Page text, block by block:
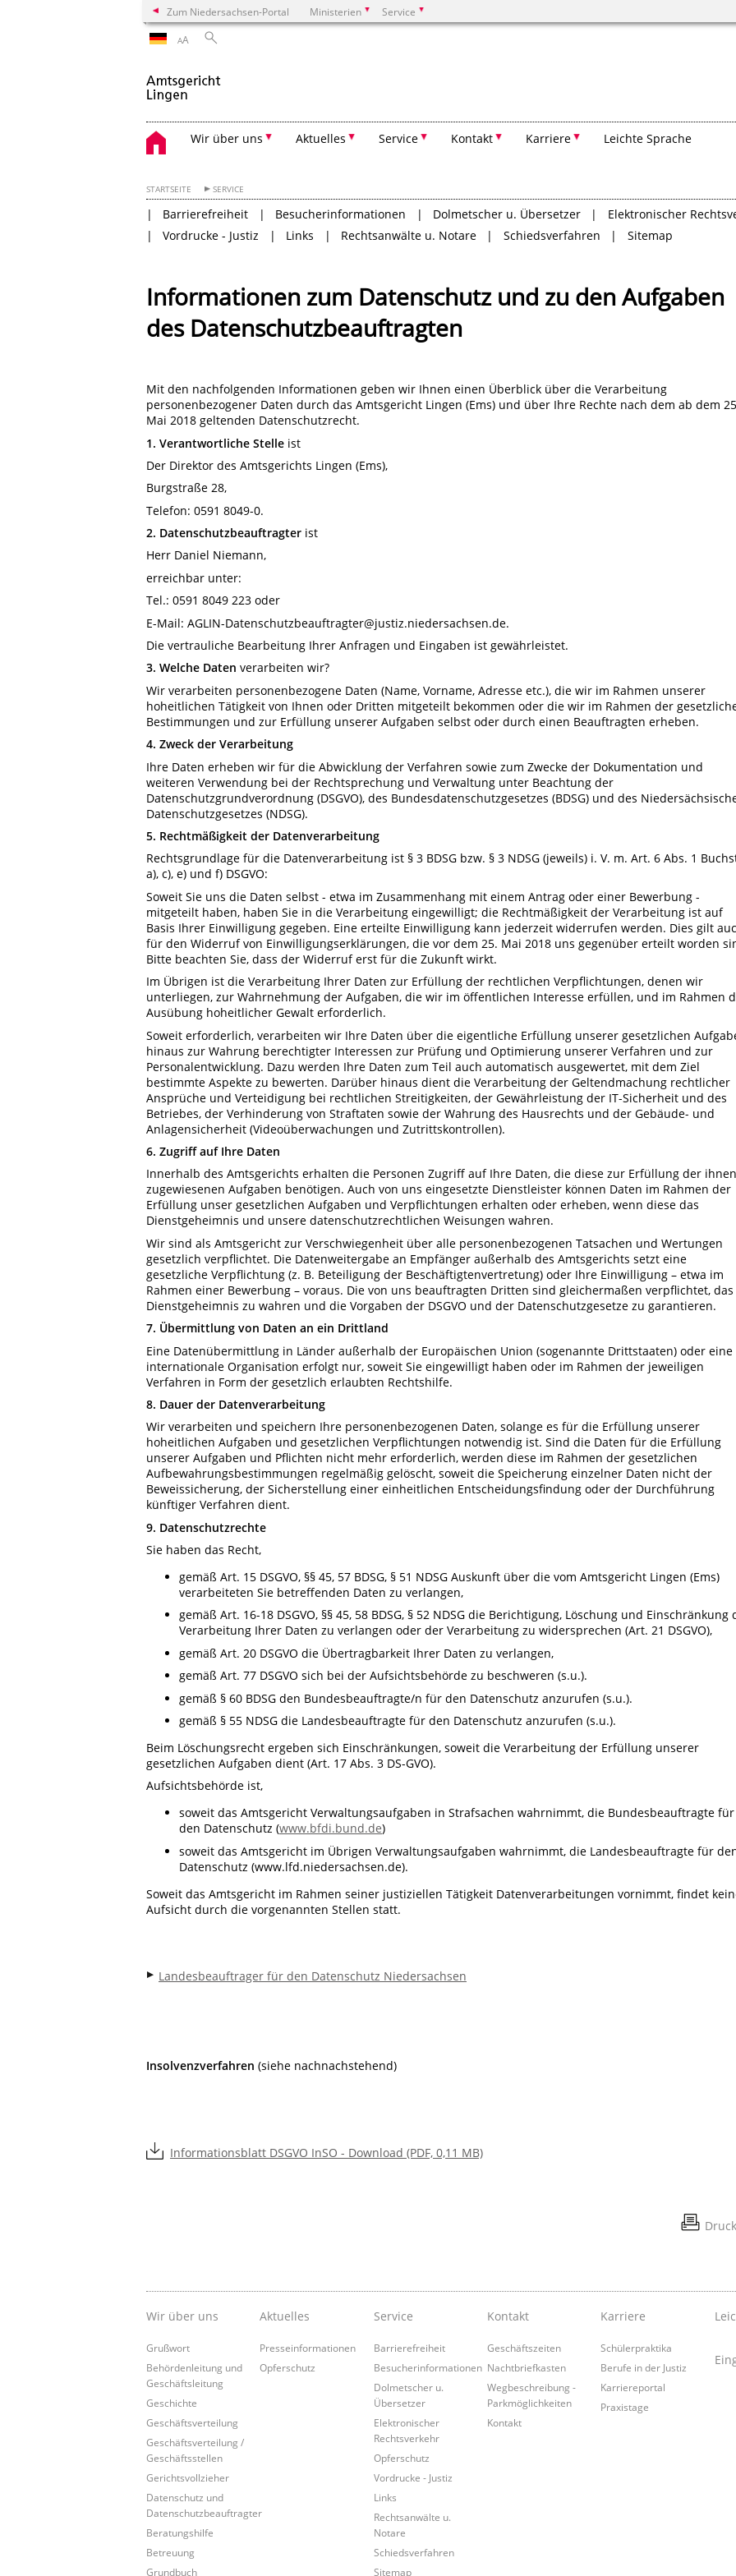
Zum Niedersachsen-Portal Ministerien Service
AA
Wir über uns Aktuelles Service Kontakt Karriere Leichte Sprache
STARTSEITE SERVICE
Barrierefreiheit Besucherinformationen Dolmetscher u. Übersetzer
Elektronischer
Vordrucke - Justiz
Links Rechtsanwälte u. Notare Schiedsverfahren Sitemap
Informationen zum Datenschutz und zu den Aufgaben
des Datenschutzbeauftragten
Mit den nachfolgenden Informationen geben wir Ihnen einen Überblick über die Verarbeitung
personenbezogener Daten durch das Amtsgericht Lingen (Ems) und über Ihre Rechte nach dem ab dem
Mai 2018 geltenden Datenschutzrecht.
1. Verantwortliche Stelle ist
Der Direktor des Amtsgerichts Lingen (Ems),
Burgstraße 28,
Telefon: 0591 8049-0.
2. Datenschutzbeauftragter ist
Herr Daniel Niemann,
erreichbar unter:
Tel.: 0591 8049 223 oder
E-Mail: AGLIN-Datenschutzbeauftragter@justiz.niedersachsen.de.
Die vertrauliche Bearbeitung Ihrer Anfragen und Eingaben ist gewährleistet.
3. Welche Daten verarbeiten wir?
Wir verarbeiten personenbezogene Daten (Name, Vorname, Adresse etc.), die wir im Rahmen unserer
hoheitlichen Tätigkeit von Ihnen oder Dritten mitgeteilt bekommen oder die wir im Rahmen der
Bestimmungen und zur Erfüllung unserer Aufgaben selbst oder durch einen Beauftragten erheben.
4. Zweck der Verarbeitung
Ihre Daten erheben wir für die Abwicklung der Verfahren sowie zum Zwecke der Dokumentation und
weiteren Verwendung bei der Rechtsprechung und Verwaltung unter Beachtung der
Datenschutzgrundverordnung (DSGVO), des Bundesdatenschutzgesetzes (BDSG) und des
Datenschutzgesetzes (NDSG).
5. Rechtmäßigkeit der Datenverarbeitung
Rechtsgrundlage für die Datenverarbeitung ist § 3 BDSG bzw. § 3 NDSG (jeweils) i. V. m. Art. 6 Abs. 1
a), c), e) und f) DSGVO:
Soweit Sie uns die Daten selbst - etwa im Zusammenhang mit einem Antrag oder einer Bewerbung -
mitgeteilt haben, haben Sie in die Verarbeitung eingewilligt; die Rechtmäßigkeit der Verarbeitung ist auf
Basis Ihrer Einwilligung gegeben. Eine erteilte Einwilligung kann jederzeit widerrufen werden. Dies gilt
für den Widerruf von Einwilligungserklärungen, die vor dem 25. Mai 2018 uns gegenüber erteilt worden
Bitte beachten Sie, dass der Widerruf erst für die Zukunft wirkt.
Im Übrigen ist die Verarbeitung Ihrer Daten zur Erfüllung der rechtlichen Verpflichtungen, denen wir
unterliegen, zur Wahrnehmung der Aufgaben, die wir im öffentlichen Interesse erfüllen, und im Rahmen
Ausübung hoheitlicher Gewalt erforderlich.
Soweit erforderlich, verarbeiten wir Ihre Daten über die eigentliche Erfüllung unserer gesetzlichen
hinaus zur Wahrung berechtigter Interessen zur Prüfung und Optimierung unserer Verfahren und zur
Personalentwicklung. Dazu werden Ihre Daten zum Teil auch automatisch ausgewertet, mit dem Ziel
bestimmte Aspekte zu bewerten. Darüber hinaus dient die Verarbeitung der Geltendmachung rechtlicher
Ansprüche und Verteidigung bei rechtlichen Streitigkeiten, der Gewährleistung der IT-Sicherheit und des
Betriebes, der Verhinderung von Straftaten sowie der Wahrung des Hausrechts und der Gebäude- und
Anlagensicherheit (Videoüberwachungen und Zutrittskontrollen).
6. Zugriff auf Ihre Daten
Innerhalb des Amtsgerichts erhaIten die Personen Zugriff auf Ihre Daten, die diese zur Erfüllung der ihnen
zugewiesenen Aufgaben benötigen. Auch von uns eingesetzte Dienstleister können Daten im Rahmen der
Erfüllung unser gesetzlichen Aufgaben und Verpflichtungen erhalten oder erheben, wenn diese das
Dienstgeheimnis und unsere datenschutzrechtlichen Weisungen wahren.
Wir sind als Amtsgericht zur Verschwiegenheit über alle personenbezogenen Tatsachen und Wertungen
gesetzlich verpflichtet. Die Datenweitergabe an Empfänger außerhalb des Amtsgerichts setzt eine
gesetzliche Verpflichtung (z. B. Beteiligung der Beschäftigtenvertretung) oder Ihre Einwilligung – etwa im
Rahmen einer Bewerbung – voraus. Die von uns beauftragten Dritten sind gleichermaßen verpflichtet, das
Dienstgeheimnis zu wahren und die Vorgaben der DSGVO und der Datenschutzgesetze zu garantieren.
7. Übermittlung von Daten an ein Drittland
Eine Datenübermittlung in Länder außerhalb der Europäischen Union (sogenannte Drittstaaten) oder eine
internationale Organisation erfolgt nur, soweit Sie eingewilligt haben oder im Rahmen der jeweiligen
Verfahren in Form der gesetzlich erlaubten Rechtshilfe.
8. Dauer der Datenverarbeitung
Wir verarbeiten und speichern Ihre personenbezogenen Daten, solange es für die Erfüllung unserer
hoheitlichen Aufgaben und gesetzlichen Verpflichtungen notwendig ist. Sind die Daten für die Erfüllung
unserer Aufgaben und Pflichten nicht mehr erforderlich, werden diese im Rahmen der gesetzlichen
Aufbewahrungsbestimmungen regelmäßig gelöscht, soweit die Speicherung einzelner Daten nicht der
Beweissicherung, der Sicherstellung einer einheitlichen Entscheidungsfindung oder der Durchführung
künftiger Verfahren dient.
9. Datenschutzrechte
Sie haben das Recht,
gemäß Art. 15 DSGVO, §§ 45, 57 BDSG, § 51 NDSG Auskunft über die vom Amtsgericht Lingen (Ems)
verarbeiteten Sie betreffenden Daten zu verlangen,
gemäß Art. 16-18 DSGVO, §§ 45, 58 BDSG, § 52 NDSG die Berichtigung, Löschung und Einschränkung
Verarbeitung Ihrer Daten zu verlangen oder der Verarbeitung zu widersprechen (Art. 21 DSGVO),
gemäß Art. 20 DSGVO die Übertragbarkeit Ihrer Daten zu verlangen,
gemäß Art. 77 DSGVO sich bei der Aufsichtsbehörde zu beschweren (s.u.).
gemäß § 60 BDSG den Bundesbeauftragte/n für den Datenschutz anzurufen (s.u.).
gemäß § 55 NDSG die Landesbeauftragte für den Datenschutz anzurufen (s.u.).
Beim Löschungsrecht ergeben sich Einschränkungen, soweit die Verarbeitung der Erfüllung unserer
gesetzlichen Aufgaben dient (Art. 17 Abs. 3 DS-GVO).
Aufsichtsbehörde ist,
soweit das Amtsgericht Verwaltungsaufgaben in Strafsachen wahrnimmt, die Bundesbeauftragte für
den Datenschutz (www.bfdi.bund.de)
soweit das Amtsgericht im Übrigen Verwaltungsaufgaben wahrnimmt, die Landesbeauftragte für
Datenschutz (www.lfd.niedersachsen.de).
Soweit das Amtsgericht im Rahmen seiner justiziellen Tätigkeit Datenverarbeitungen vornimmt, findet
Aufsicht durch die vorgenannten Stellen statt.
Landesbeauftrager für den Datenschutz Niedersachsen
Insolvenzverfahren (siehe nachnachstehend)
Informationsblatt DSGVO InSO - Download (PDF, 0,11 MB)
Wir über uns
Grußwort
Behördenleitung und
Geschäftsleitung
Geschichte
Geschäftsverteilung
Geschäftsverteilung /
Geschäftsstellen
Gerichtsvollzieher
Datenschutz und
Datenschutzbeauftragter
Beratungshilfe
Betreuung
Grundbuch
Aktuelles
Presseinformationen
Opferschutz
Service
Barrierefreiheit
Besucherinformationen
Dolmetscher u.
Übersetzer
Elektronischer
Rechtsverkehr
Opferschutz
Vordrucke - Justiz
Links
Rechtsanwälte u.
Notare
Schiedsverfahren
Sitemap
Kontakt
Geschäftszeiten
Nachtbriefkasten
Wegbeschreibung -
Parkmöglichkeiten
Kontakt
Karriere
Schülerpraktika
Berufe in der Justiz
Karriereportal
Praxistage